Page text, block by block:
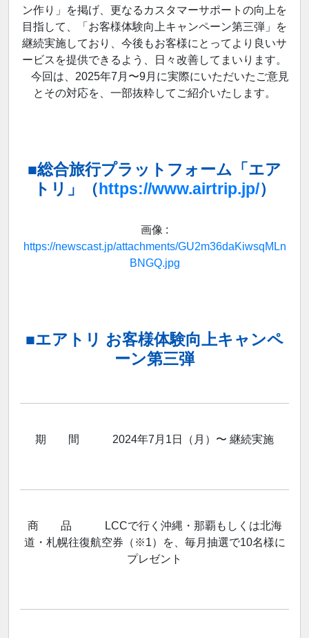
ン作り」を掲げ、更なるカスタマーサポートの向上を
目指して、「お客様体験向上キャンペーン第三弾」を
継続実施しており、今後もお客様にとってより良いサ
ービスを提供できるよう、日々改善してまいります。
今回は、2025年7月〜9月に実際にいただいたご意見
とその対応を、一部抜粋してご紹介いたします。
■総合旅行プラットフォーム「エア
トリ」（https://www.airtrip.jp/）
画像 :
https://newscast.jp/attachments/GU2m36daKiwsqMLn
BNGQ.jpg
■エアトリ お客様体験向上キャンペ
ーン第三弾
期 間 2024年7月1日（月）〜 継続実施
商 品 LCCで行く沖縄・那覇もしくは北海
道・札幌往復航空券（※1）を、毎月抽選で10名様に
プレゼント